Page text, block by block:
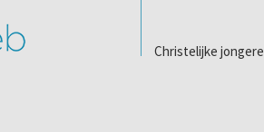
Christelijke